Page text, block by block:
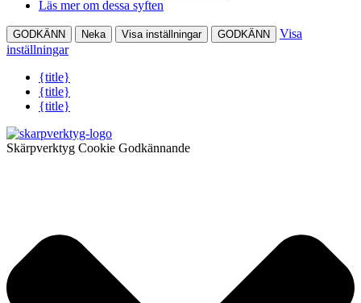
Läs mer om dessa syften
GODKÄNN Neka Visa inställningar GODKÄNN
Visa
inställningar
{title}
{title}
{title}
Skärpverktyg Cookie Godkännande